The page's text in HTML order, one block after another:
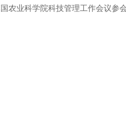
业科学院科技管理工作会议参